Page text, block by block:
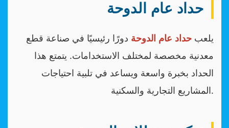
حداد عام الدوحة
يلعب حداد عام الدوحة دورًا رئيسيًا في صناعة قطع
معدنية مخصصة لمختلف الاستخدامات. يتمتع هذا
الحداد بخبرة واسعة ويساعد في تلبية احتياجات
المشاريع التجارية والسكنية.